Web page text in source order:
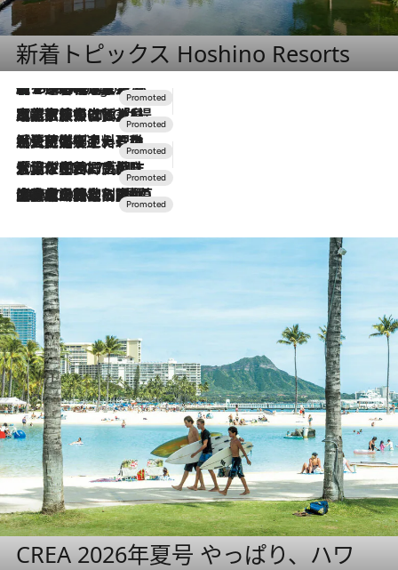
新着トピックス Hoshino Resorts
3 Hours Ago
【トンボの足水浴】ヒノキの香りに包まれて涼感マックス！約13℃の湧水かけ流しを避暑地「星野温泉 トンボの湯」で体験
2026.7.31
【ホテル帰省】という選択肢をOMOが提案。家族とほどよい距離を保つには「昼は実家、夜は気兼ねなくホテルで！」
2026.7.24
【夏限定ディナーコース】旬を迎える稚鮎や花ズッキーニなどをイタリア・トスカーナの郷土料理の手法で満喫！
2026.7.17
「土佐和ハーブかき氷」がOMO7高知に登場！生姜、山椒、大葉など目にも舌にも涼を呼ぶ郷土の味
2026.7.10
NEW OPEN！【界 草津】名湯の地に誕生。趣の異なる2種の温泉と上州ならではの会席・蕎麦割烹など美食を味わう究極の癒やし旅
CREA 2026年夏号 やっぱり、ハワ